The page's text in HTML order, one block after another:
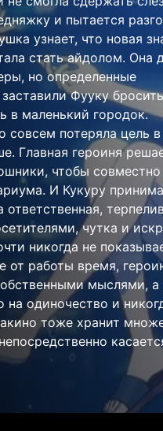
и пытается
узнает, что новая
стать айдолом. Она
но определенные
Фууку
в маленький городок.
совсем потеряла цель
Главная героиня
чтобы совместно
И Кукуру
чутка и
никогда не
от работы время,
мыслями, а
на одиночество и
тоже хранит